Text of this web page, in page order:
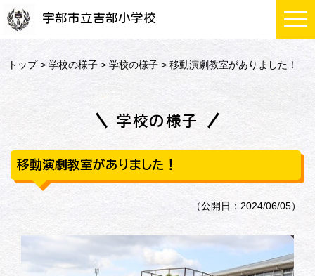
宇部市立吉部小学校
トップ>学校の様子 >学校の様子 > 移動演劇教室がありました！
学校の様子
移動演劇教室がありました！
（公開日：2024/06/05）